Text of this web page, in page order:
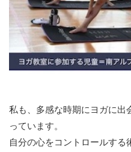
私も、多感な時期にヨガに出
っています。
自分の心をコントロールする